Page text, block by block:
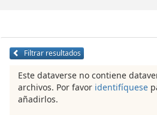
Filtrar resultados
Este dataverse no contiene
archivos. Por favor identifíquese
añadirlos.